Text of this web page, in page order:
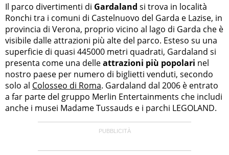
Il parco divertimenti di Gardaland si trova in località
Ronchi tra i comuni di Castelnuovo del Garda e Lazise, in
provincia di Verona, proprio vicino al lago di Garda che è
visibile dalle attrazioni più alte del parco. Esteso su una
superficie di quasi 445000 metri quadrati, Gardaland si
presenta come una delleattrazioni più popolari nel
nostro paese per numero di biglietti venduti, secondo
solo al Colosseo di Roma. Gardaland dal 2006 è entrato
a far parte del gruppo Merlin Entertainments che includi
anche i musei Madame Tussauds e i parchi LEGOLAND.